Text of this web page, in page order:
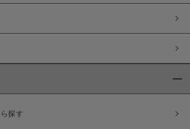
この条件で絞り込む
探す